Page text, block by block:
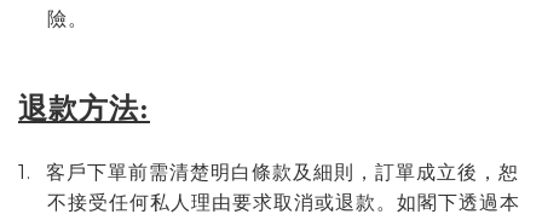
險。
退款方法:
1.
客戶下單前需清楚明白條款及細則，訂單成立後，恕
不接受任何私人理由要求取消或退款。如閣下透過本